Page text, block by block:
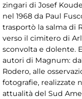
zingari di Josef
nel 1968 da Paul
trasportò la salma di
verso il cimitero di
sconvolta e dolente.
autori di Magnum:
Rodero, alle
fotografie, realizzate
attualità del Sud